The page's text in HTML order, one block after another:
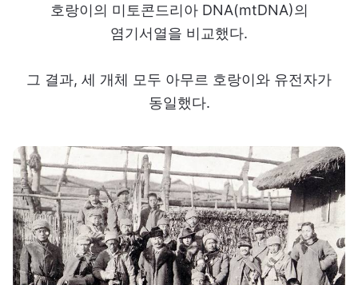
호랑이의 미토콘드리아 DNA(mtDNA)의
염기서열을 비교했다.
그 결과, 세 개체 모두 아무르 호랑이와 유전자가
동일했다.